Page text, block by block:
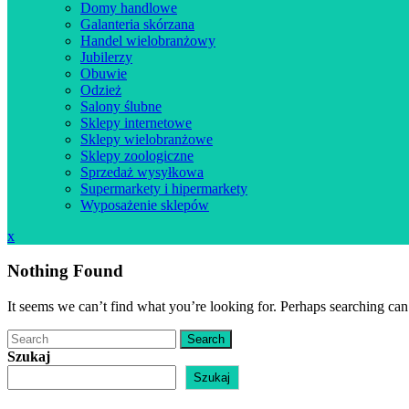
Domy handlowe
Galanteria skórzana
Handel wielobranżowy
Jubilerzy
Obuwie
Odzież
Salony ślubne
Sklepy internetowe
Sklepy wielobranżowe
Sklepy zoologiczne
Sprzedaż wysyłkowa
Supermarkety i hipermarkety
Wyposażenie sklepów
xClose
Nothing Found
It seems we can’t find what you’re looking for. Perhaps searching
Search
Szukaj
Szukaj